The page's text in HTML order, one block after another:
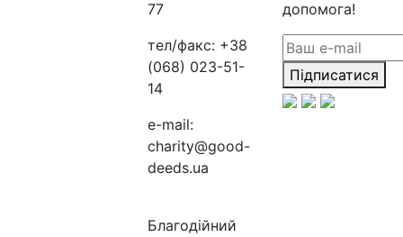
77
тел/факс: +38
(068) 023-51-
14
e-mail:
charity@good-
deeds.ua
Благодійний
допомога!
Підписатися